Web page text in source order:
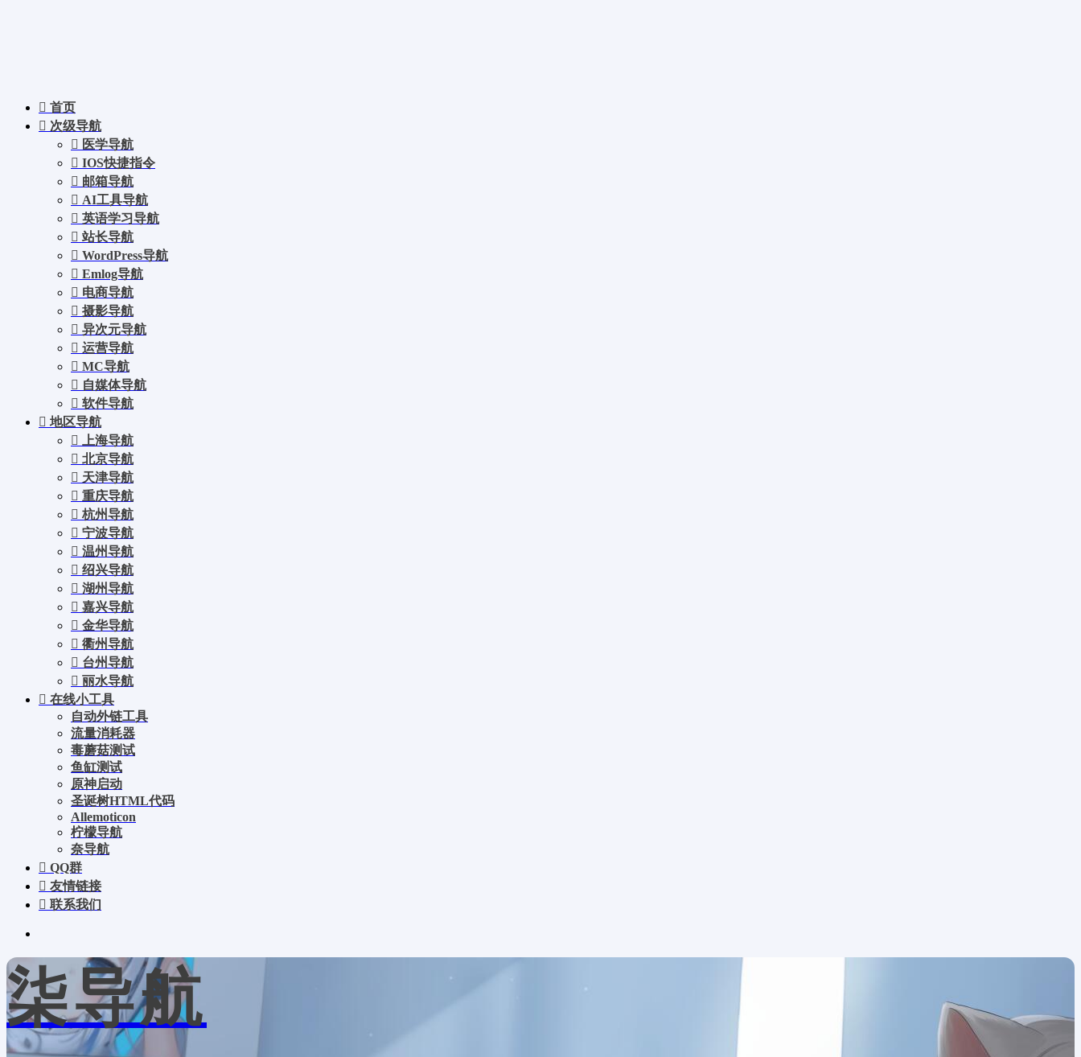
首页
次级导航
医学导航
IOS快捷指令
邮箱导航
AI工具导航
英语学习导航
站长导航
WordPress导航
Emlog导航
电商导航
摄影导航
异次元导航
运营导航
MC导航
自媒体导航
软件导航
地区导航
上海导航
北京导航
天津导航
重庆导航
杭州导航
宁波导航
温州导航
绍兴导航
湖州导航
嘉兴导航
金华导航
衢州导航
台州导航
丽水导航
在线小工具
自动外链工具
流量消耗器
毒蘑菇测试
鱼缸测试
原神启动
圣诞树HTML代码
Allemoticon
柠檬导航
奈导航
QQ群
友情链接
联系我们
柒导航